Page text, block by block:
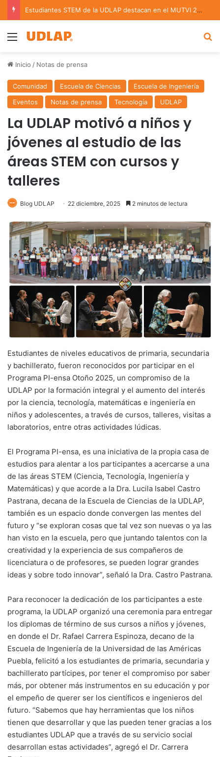
Estudiantes STEM de la UDLAP destacan en el MUTVI 2026
Menu
Inicio / Notas de prensa
Comunidad Escuela de Ciencias
Escuela de Ingeniería
Eventos
Notas de prensa Tecnología UDLAP
La UDLAP motivó a niños y
jóvenes al estudio de las
áreas STEM con cursos y
talleres
Blog UDLAP 22 diciembre, 2025 2 minutos de lectura
Estudiantes de niveles educativos de primaria, secundaria
y bachillerato, fueron reconocidos por participar en el
Programa PI-ensa Otoño 2025, un compromiso de la
UDLAP por la formación integral y el aumento del interés
por la ciencia, tecnología, matemáticas e ingeniería en
niños y adolescentes, a través de cursos, talleres, visitas a
laboratorios, entre otras actividades lúdicas.
El Programa PI-ensa, es una iniciativa de la propia casa de
estudios para alentar a los participantes a acercarse a una
de las áreas STEM (Ciencia, Tecnología, Ingeniería y
Matemáticas) y que acorde a la Dra. Lucila Isabel Castro
Pastrana, decana de la Escuela de Ciencias de la UDLAP,
también es un espacio donde convergen las mentes del
futuro y “se exploran cosas que tal vez son nuevas o ya las
han visto en la escuela, pero que juntando talentos con la
creatividad y la experiencia de sus compañeros de
licenciatura o de profesores, se pueden lograr grandes
ideas y sobre todo innovar”, señaló la Dra. Castro Pastrana.
Para reconocer la dedicación de los participantes a este
programa, la UDLAP organizó una ceremonia para entregar
los diplomas de término de sus cursos a niños y jóvenes,
en donde el Dr. Rafael Carrera Espinoza, decano de la
Escuela de Ingeniería de la Universidad de las Américas
Puebla, felicitó a los estudiantes de primaria, secundaria y
bachillerato partícipes, por tener el compromiso por saber
más, por obtener más instrumentos en su educación y por
el empeño de querer ser los científicos e ingenieros del
futuro. “Sabemos que hay herramientas que los niños
tienen que desarrollar y que las pueden tener gracias a los
estudiantes UDLAP que a través de su servicio social
desarrollan estas actividades”, agregó el Dr. Carrera